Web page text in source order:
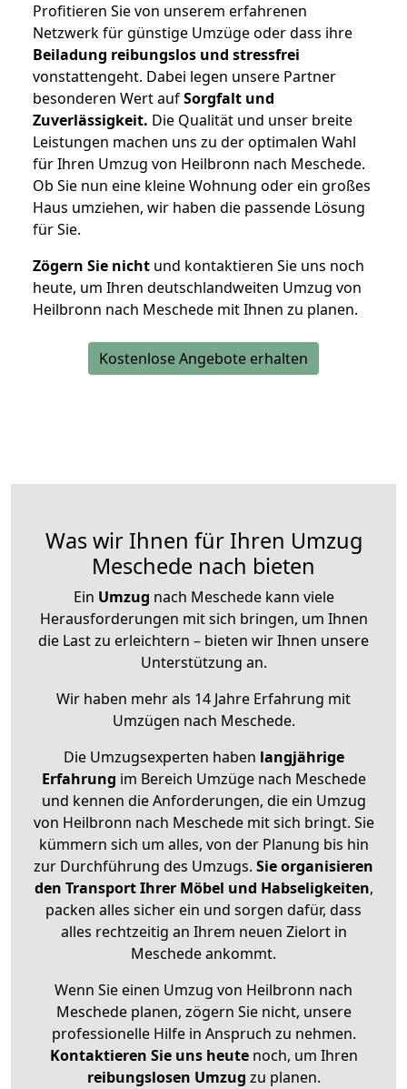
Profitieren Sie von unserem erfahrenen
Netzwerk für günstige Umzüge oder dass ihre
Beiladung reibungslos und stressfrei
vonstattengeht. Dabei legen unsere Partner
besonderen Wert aufSorgfalt und
Zuverlässigkeit. Die Qualität und unser breite
Leistungen machen uns zu der optimalen Wahl
für Ihren Umzug von Heilbronn nach Meschede.
Ob Sie nun eine kleine Wohnung oder ein großes
Haus umziehen, wir haben die passende Lösung
für Sie.
Zögern Sie nicht und kontaktieren Sie uns noch
heute, um Ihren deutschlandweiten Umzug von
Heilbronn nach Meschede mit Ihnen zu planen.
Kostenlose Angebote erhalten
Was wir Ihnen für Ihren Umzug
Meschede nach bieten
Ein Umzug nach Meschede kann viele
Herausforderungen mit sich bringen, um Ihnen
die Last zu erleichtern – bieten wir Ihnen unsere
Unterstützung an.
Wir haben mehr als 14 Jahre Erfahrung mit
Umzügen nach Meschede.
Die Umzugsexperten haben langjährige
Erfahrung im Bereich Umzüge nach Meschede
und kennen die Anforderungen, die ein Umzug
von Heilbronn nach Meschede mit sich bringt. Sie
kümmern sich um alles, von der Planung bis hin
zur Durchführung des Umzugs. Sie organisieren
den Transport Ihrer Möbel und Habseligkeiten,
packen alles sicher ein und sorgen dafür, dass
alles rechtzeitig an Ihrem neuen Zielort in
Meschede ankommt.
Wenn Sie einen Umzug von Heilbronn nach
Meschede planen, zögern Sie nicht, unsere
professionelle Hilfe in Anspruch zu nehmen.
Kontaktieren Sie uns heutenoch, um Ihren
reibungslosen Umzug zu planen.